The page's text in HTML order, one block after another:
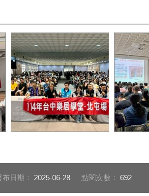
布日期： 2025-06-28 點閱次數： 692